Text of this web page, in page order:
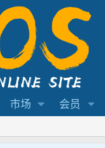
市场 会员